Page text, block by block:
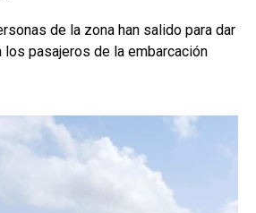
de la zona han salido para dar
pasajeros de la embarcación